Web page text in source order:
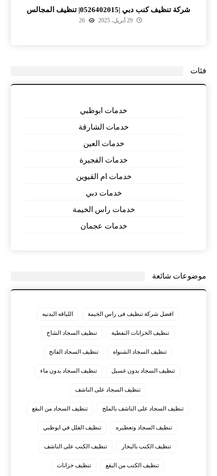
شركة تنظيف كنب دبي |0526402015| تنظيف المجالس
29 أبريل، 2025 26
فئات
خدمات ابوظبي
خدمات الشارقة
خدمات العين
خدمات الفجيرة
خدمات ام القيوين
خدمات دبي
خدمات راس الخيمة
خدمات عجمان
موضوعات شائعة
افضل شركة تنظيف فى راس الخيمة اللياقه البدنيه
تنظيف الخزانات النفطية تنظيف السجاد الشاج
تنظيف السجاد الشنواه تنظيف السجاد الفاتح
تنظيف السجاد بدون غسيل تنظيف السجاد بدون ماء
تنظيف السجاد على الناشف
تنظيف السجاد على الناشف بالملح تنظيف السجاد من البقع
تنظيف السجاد وتعطيره تنظيف الفلل في ابوظبي
تنظيف الكنب بالبخار تنظيف الكنب على الناشف
تنظيف الكنب من البقع تنظيف خزانات